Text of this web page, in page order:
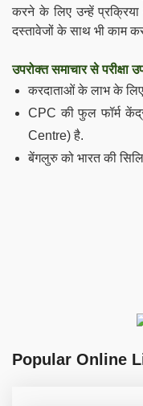
करने के लिए उन्हें
दस्तावेजों के साथ भी काम
उपरोक्त समाचार से परीक्षा
करदाताओं के लाभ के
CPC की फुल फॉर्म
Centre) है.
बेंगलुरु को भारत की
Popular Online